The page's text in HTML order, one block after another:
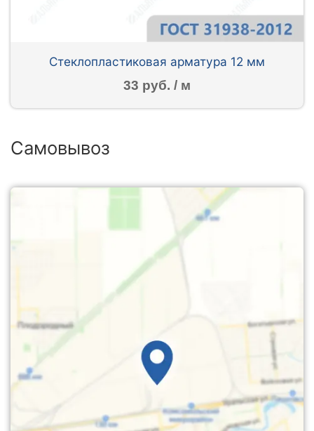
Стеклопластиковая арматура 12 мм
33 руб. / м
Самовывоз